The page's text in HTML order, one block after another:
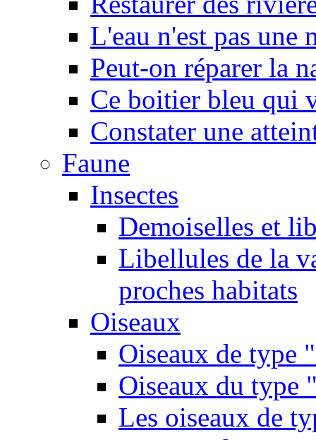
L'eau n'est pas une
Peut-on réparer la
Ce boitier bleu qui
Constater une
Faune
Insectes
Demoiselles et
Libellules de la
proches habitats
Oiseaux
Oiseaux de type
Oiseaux du type
Les oiseaux de